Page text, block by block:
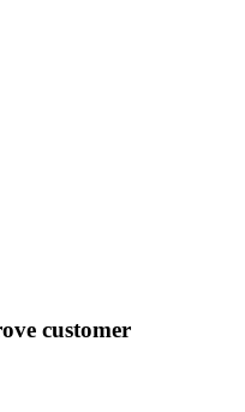
customer